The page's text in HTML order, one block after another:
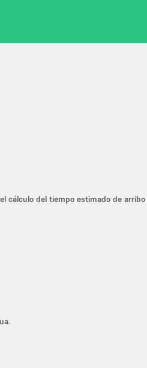
cálculo del tiempo estimado de arribo